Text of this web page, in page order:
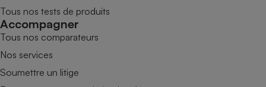
Tous nos tests de produits
Accompagner
Tous nos comparateurs
Nos services
Soumettre un litige